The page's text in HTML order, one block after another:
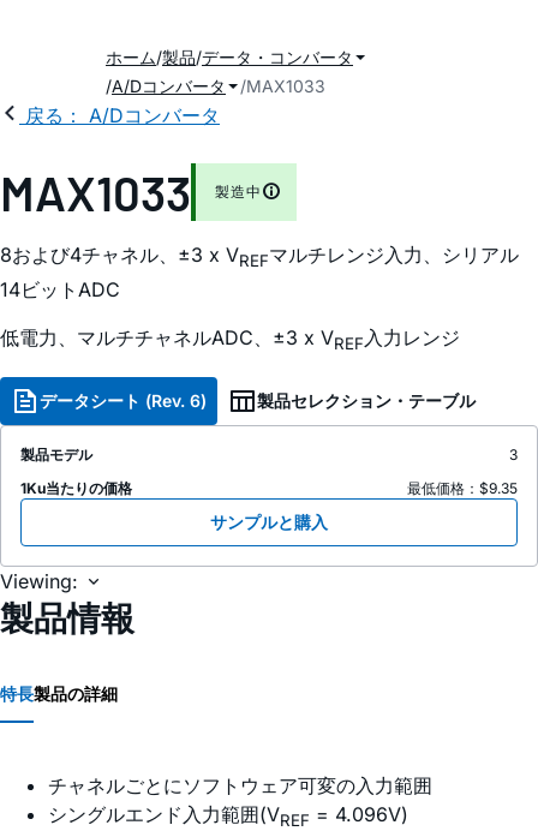
ホーム 製品 データ・コンバータ
A/Dコンバータ
MAX1033
戻る： A/Dコンバータ
MAX1033 製造中
8および4チャネル、±3 x VREFマルチレンジ入力、シリアル
14ビットADC
低電力、マルチチャネルADC、±3 x VREF入力レンジ
データシート (Rev. 6) 製品セレクション・テーブル
製品モデル
3
1Ku当たりの価格
最低価格：$9.35
サンプルと購入
Viewing:
製品情報
特長製品の詳細
チャネルごとにソフトウェア可変の入力範囲
シングルエンド入力範囲(VREF = 4.096V)